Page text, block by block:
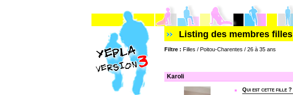
Listing des membres filles
Filtre : Filles / Poitou-Charentes / 26 à 35 ans
Karoli
Qui est cette fille ?